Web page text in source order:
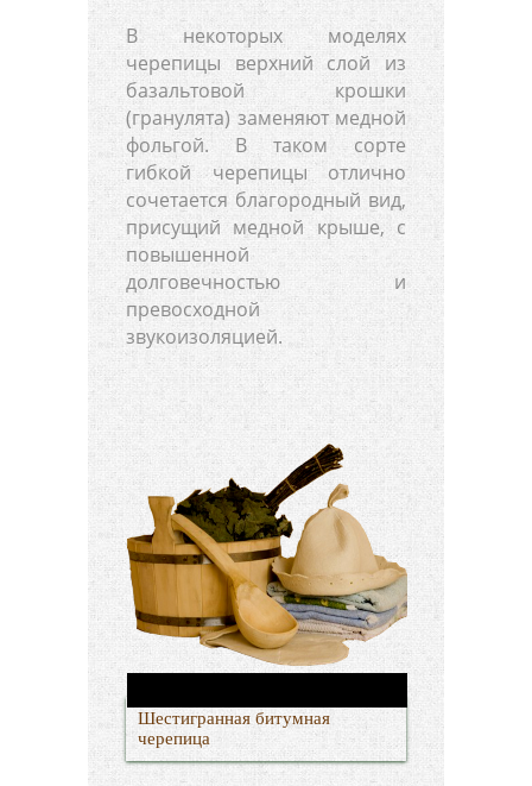
В некоторых моделях
черепицы верхний слой из
базальтовой крошки
(гранулята) заменяют медной
фольгой. В таком сорте
гибкой черепицы отлично
сочетается благородный вид,
присущий медной крыше, с
повышенной
долговечностью и
превосходной
звукоизоляцией.
Шестигранная битумная
черепица